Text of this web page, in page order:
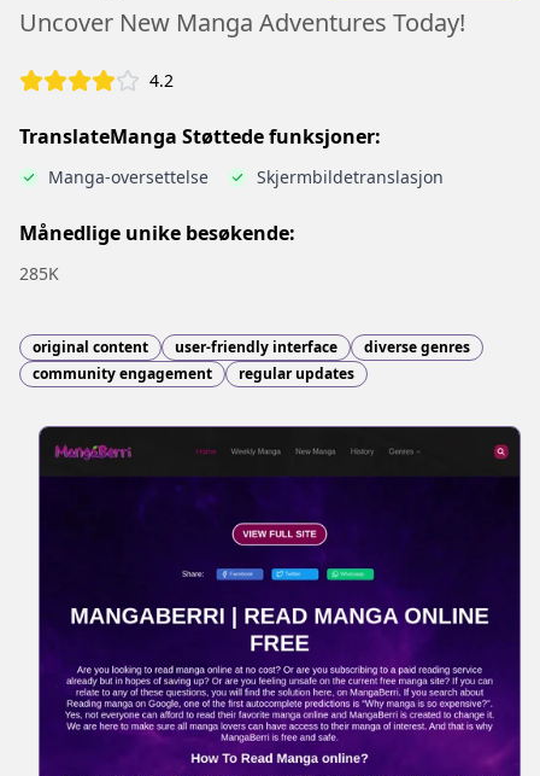
Uncover New Manga Adventures Today!
4.2
TranslateManga Støttede funksjoner:
Manga-oversettelse Skjermbildetranslasjon
Månedlige unike besøkende:
285K
original content user-friendly interface
diverse genres
community engagement
regular updates